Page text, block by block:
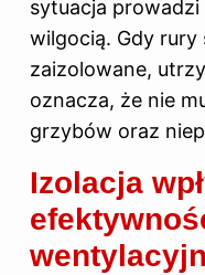
sytuacja
wilgocią. Gdy rury
zaizolowane,
oznacza, że nie
grzybów oraz
Izolacja